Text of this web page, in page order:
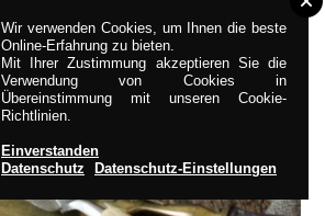
Wir verwenden Cookies, um Ihnen die beste
Online-Erfahrung zu bieten.
Mit Ihrer Zustimmung akzeptieren Sie die
Verwendung von Cookies in
Übereinstimmung mit unseren Cookie-
Richtlinien.
Einverstanden
Datenschutz
Datenschutz-Einstellungen